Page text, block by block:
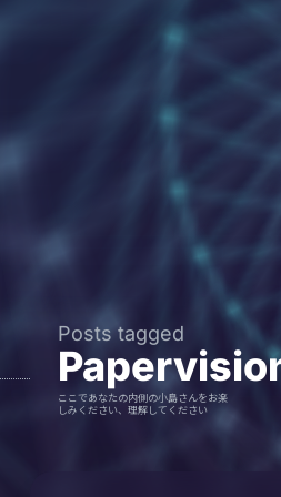
Posts tagged
ここであなたの内側の小島さんをお楽
しみください、理解してください